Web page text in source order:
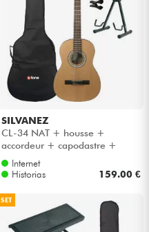
SILVANEZ
CL-34 NAT + housse +
accordeur + capodastre +
stand - Natural gloss
Internet
Historias
159.00 €
SET